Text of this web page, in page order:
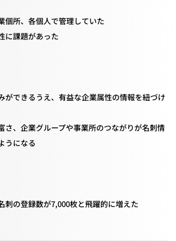
個所、各個人で管理していた
に課題があった
ができるうえ、有益な企業属性の情報を紐づけ
さ、企業グループや事業所のつながりが名刺情
うになる
刺の登録数が7,000枚と飛躍的に増えた